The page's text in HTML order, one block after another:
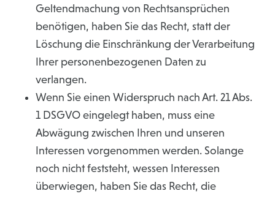
Geltendmachung von Rechtsansprüchen
benötigen, haben Sie das Recht, statt der
Löschung die Einschränkung der Verarbeitung
Ihrer personenbezogenen Daten zu
verlangen.
Wenn Sie einen Widerspruch nach Art. 21 Abs.
1 DSGVO eingelegt haben, muss eine
Abwägung zwischen Ihren und unseren
Interessen vorgenommen werden. Solange
noch nicht feststeht, wessen Interessen
überwiegen, haben Sie das Recht, die